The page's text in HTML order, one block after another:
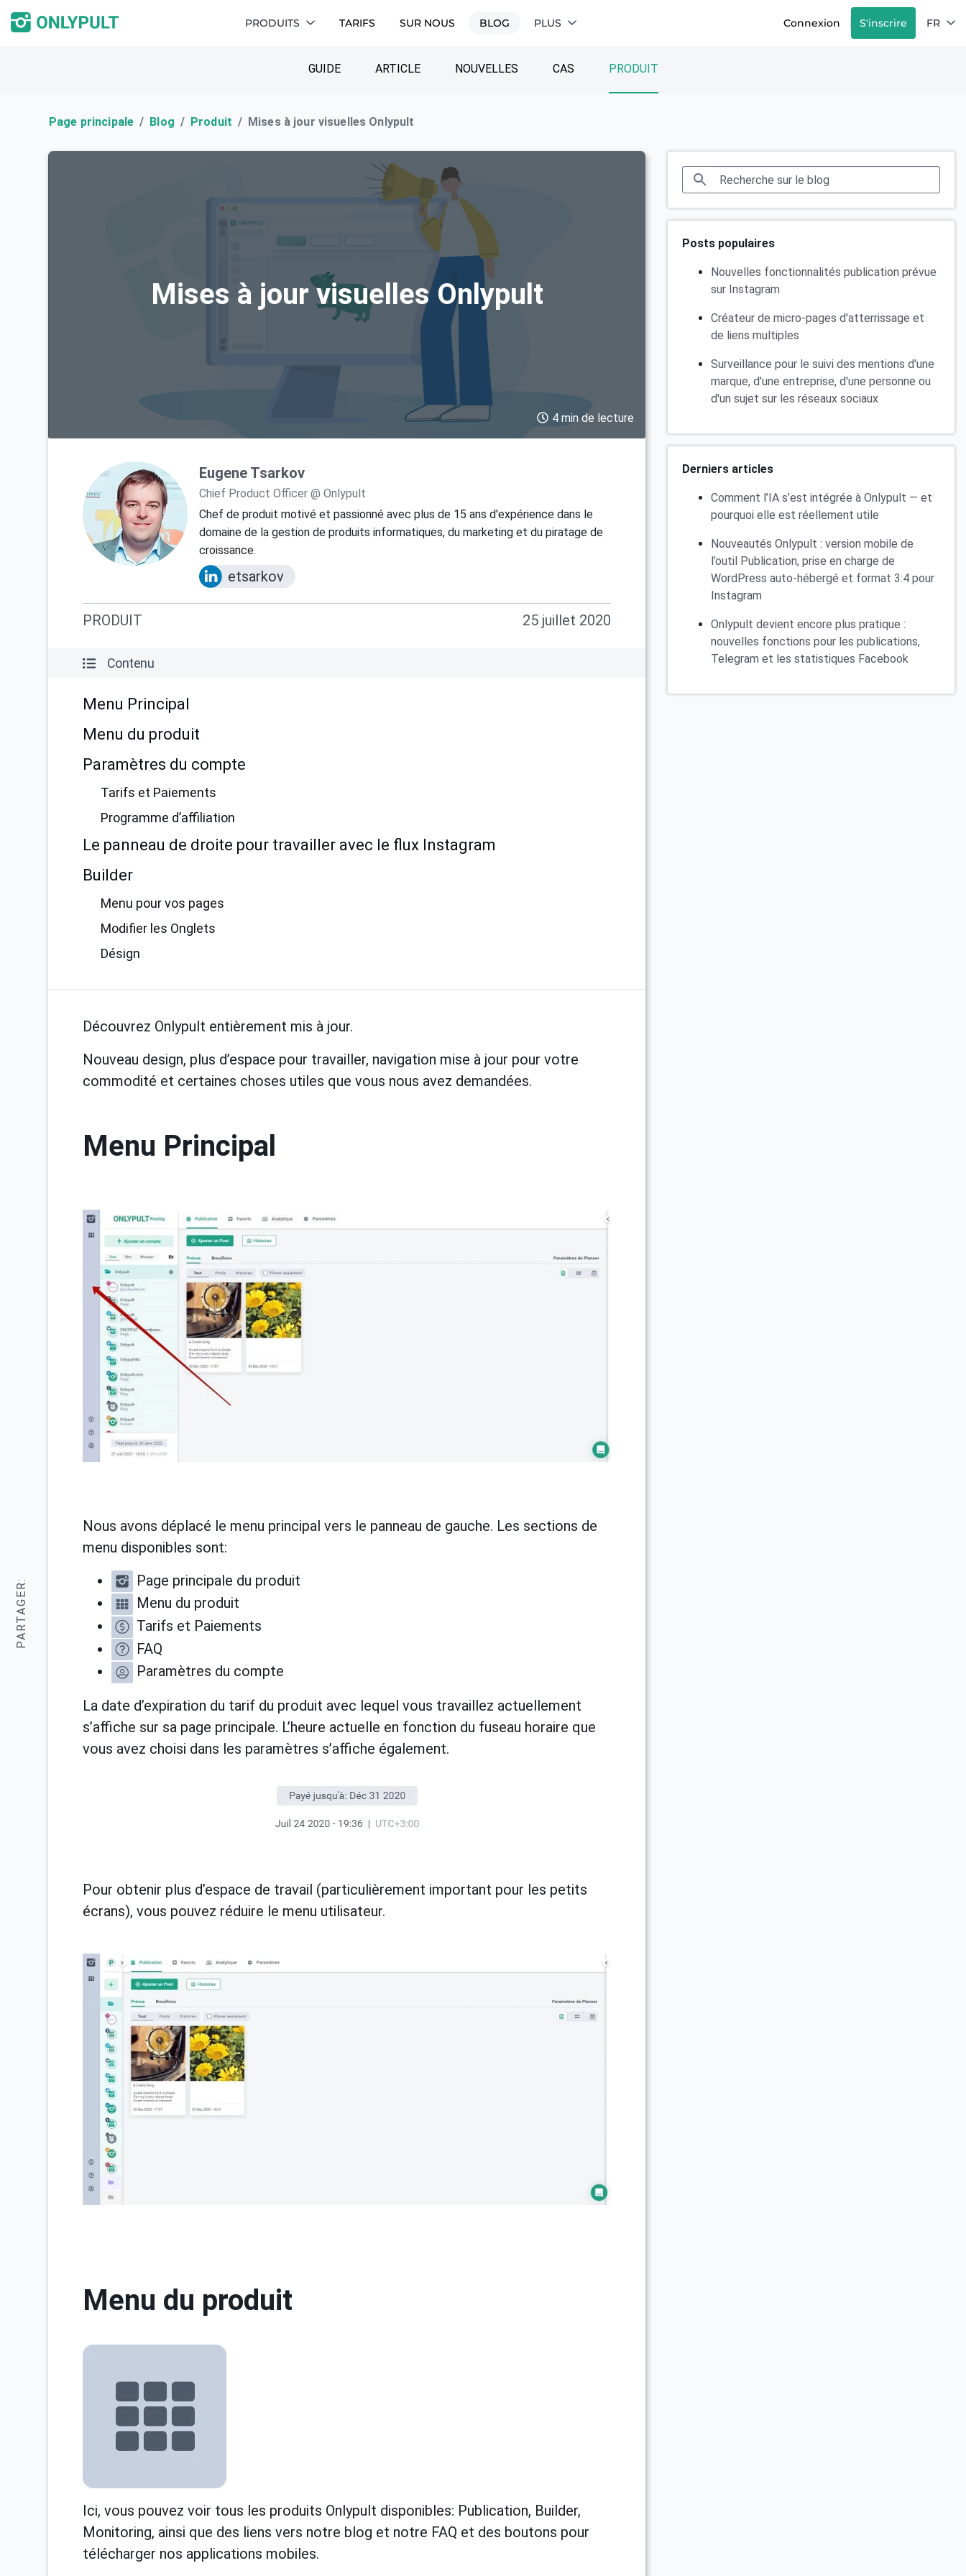
PRODUITS TARIFS SUR NOUS BLOG PLUS Connexion S'inscrire FR
GUIDE ARTICLE NOUVELLES CAS PRODUIT
Page principale Blog Produit Mises à jour visuelles Onlypult
PARTAGER:
Mises à jour visuelles Onlypult
4 min de lecture
Eugene Tsarkov
Chief Product Officer @ Onlypult
Chef de produit motivé et passionné avec plus de 15 ans d'expérience dans le
domaine de la gestion de produits informatiques, du marketing et du piratage de
croissance.
etsarkov
PRODUIT 25 juillet 2020
Contenu
Menu Principal
Menu du produit
Paramètres du compte
Tarifs et Paiements
Programme d’affiliation
Le panneau de droite pour travailler avec le flux Instagram
Builder
Menu pour vos pages
Modifier les Onglets
Désign
Découvrez Onlypult entièrement mis à jour.
Nouveau design, plus d’espace pour travailler, navigation mise à jour pour votre
commodité et certaines choses utiles que vous nous avez demandées.
Menu Principal
Nous avons déplacé le menu principal vers le panneau de gauche. Les sections de
menu disponibles sont:
Page principale du produit
Menu du produit
Tarifs et Paiements
FAQ
Paramètres du compte
La date d’expiration du tarif du produit avec lequel vous travaillez actuellement
s’affiche sur sa page principale. L’heure actuelle en fonction du fuseau horaire que
vous avez choisi dans les paramètres s’affiche également.
Pour obtenir plus d’espace de travail (particulièrement important pour les petits
écrans), vous pouvez réduire le menu utilisateur.
Menu du produit
Ici, vous pouvez voir tous les produits Onlypult disponibles: Publication, Builder,
Monitoring, ainsi que des liens vers notre blog et notre FAQ et des boutons pour
télécharger nos applications mobiles.
Posts populaires
Nouvelles fonctionnalités publication prévue
sur Instagram
Créateur de micro-pages d'atterrissage et
de liens multiples
Surveillance pour le suivi des mentions d'une
marque, d'une entreprise, d'une personne ou
d'un sujet sur les réseaux sociaux
Derniers articles
Comment l’IA s’est intégrée à Onlypult — et
pourquoi elle est réellement utile
Nouveautés Onlypult : version mobile de
l’outil Publication, prise en charge de
WordPress auto-hébergé et format 3:4 pour
Instagram
Onlypult devient encore plus pratique :
nouvelles fonctions pour les publications,
Telegram et les statistiques Facebook